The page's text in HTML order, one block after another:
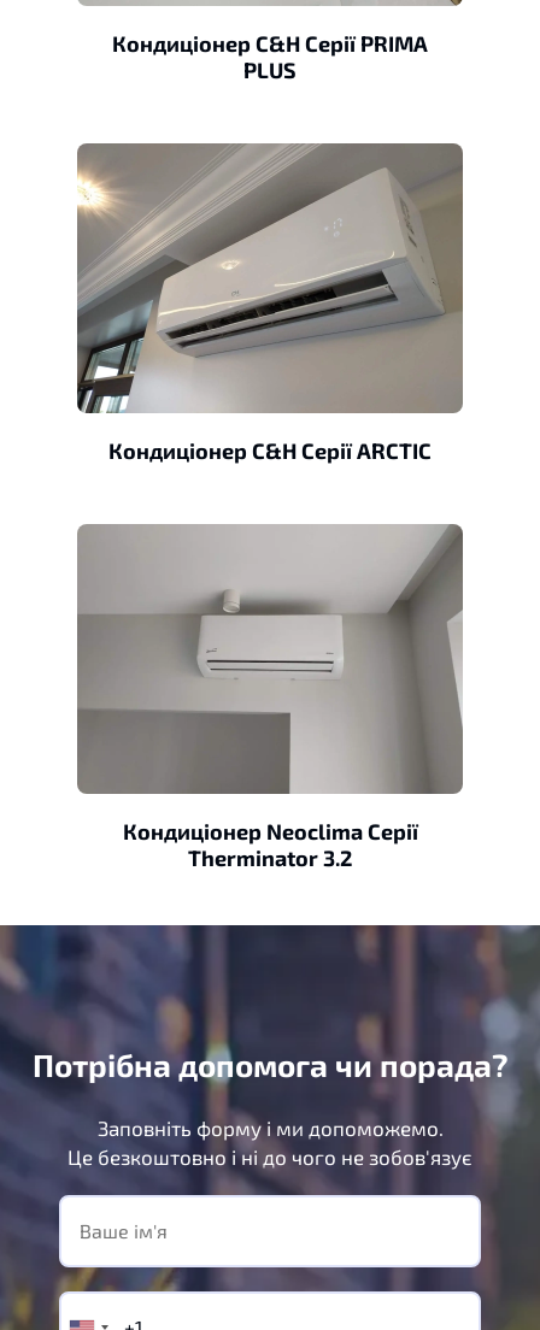
Кондиціонер C&H Серії PRIMA
PLUS
Кондиціонер C&H Серії ARCTIC
Кондиціонер Neoclima Серії
Therminator 3.2
Потрібна допомога чи порада?
Заповніть форму і ми допоможемо.
Це безкоштовно і ні до чого не зобов'язує